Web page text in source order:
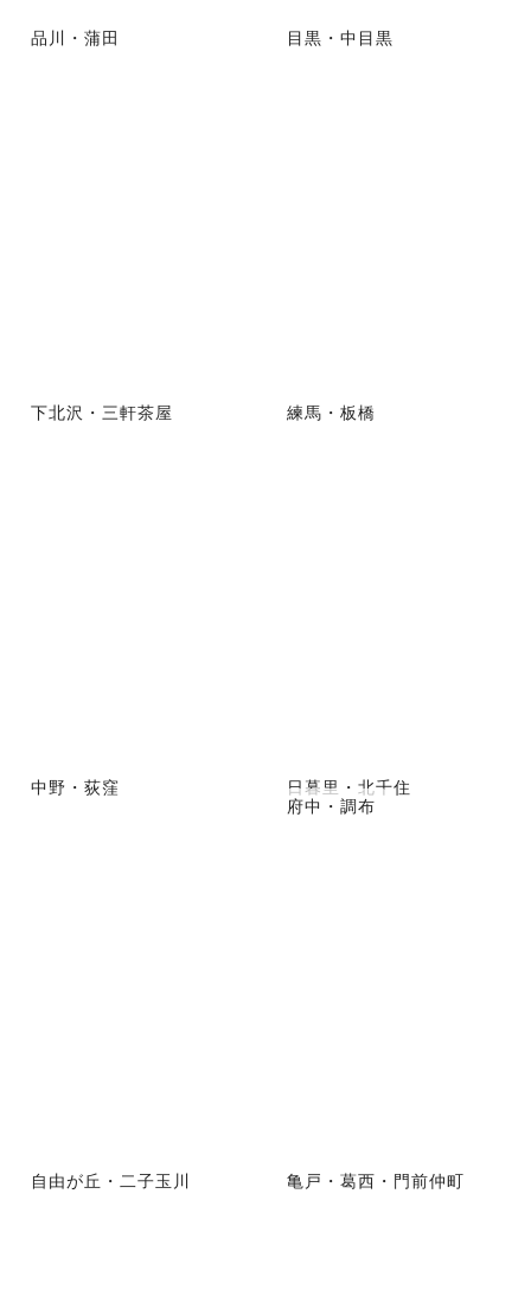
品川・蒲田 目黒・中目黒
下北沢・三軒茶屋 練馬・板橋
中野・荻窪
日暮里・北千住
府中・調布
自由が丘・二子玉川 亀戸・葛西・門前仲町